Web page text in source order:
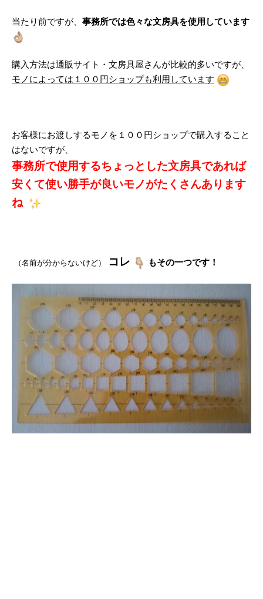
当たり前ですが、 事務所では色々な文房具を使用しています
購入方法は通販サイト・文房具屋さんが比較的多いですが、
モノによっては１００円ショップも利用しています
お客様にお渡しするモノを１００円ショップで購入すること
はないですが、
事務所で使用するちょっとした文房具であれば
安くて使い勝手が良いモノがたくさんあります
ね
（名前が分からないけど） コレ もその一つです！